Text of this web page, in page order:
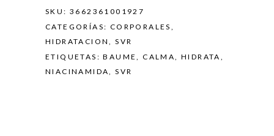
SKU: 3662361001927
CATEGORÍAS: CORPORALES ,
HIDRATACION,SVR
ETIQUETAS:BAUME,CALMA,HIDRATA ,
NIACINAMIDA,SVR